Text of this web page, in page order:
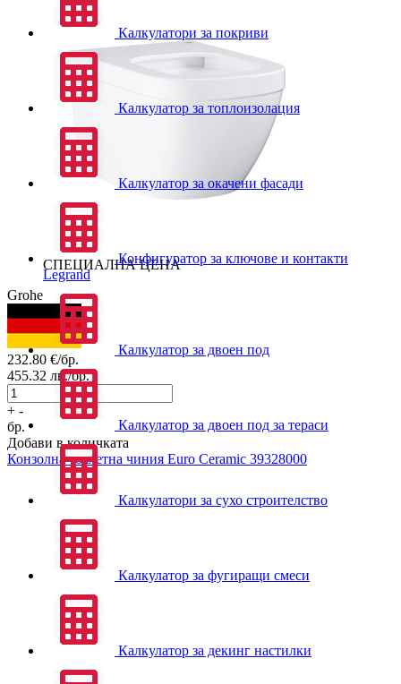
СПЕЦИАЛНА ЦЕНА
Grohe
232.80 €/бр.
455.32 лв./бр.
+ -
бр.
Добави в количката
Конзолна тоалетна чиния Euro Ceramic 39328000
Калкулатори за покриви
Калкулатор за топлоизолация
Калкулатор за окачени фасади
Конфигуратор за ключове и контакти
Legrand
Калкулатор за двоен под
Калкулатор за двоен под за тераси
Калкулатори за сухо строителство
Калкулатор за фугиращи смеси
Калкулатор за декинг настилки